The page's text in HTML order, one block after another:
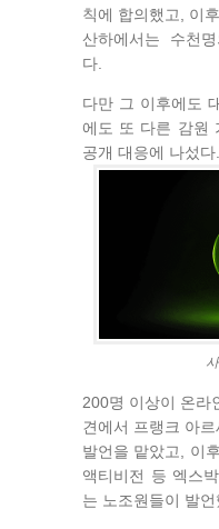
칙에 합의했고, 이
산하에서는 수천
다.
다만 그 이후에도
에도 또 다른 감원
공개 대응에 나섰다.
200명 이상이 온라
견에서 프랭크 아
발언을 맡았고, 이
액티비전 등 엑스
는 노조원들이 발언